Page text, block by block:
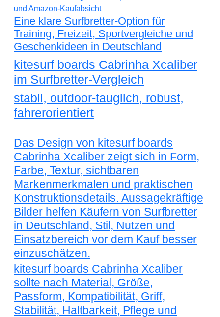
Eine klare Surfbretter-Option für
Training, Freizeit, Sportvergleiche und
Geschenkideen in Deutschland
kitesurf boards Cabrinha Xcaliber
im Surfbretter-Vergleich
stabil, outdoor-tauglich, robust,
fahrerorientiert
Das Design von kitesurf boards
Cabrinha Xcaliber zeigt sich in Form,
Farbe, Textur, sichtbaren
Markenmerkmalen und praktischen
Konstruktionsdetails. Aussagekräftige
Bilder helfen Käufern von Surfbretter
in Deutschland, Stil, Nutzen und
Einsatzbereich vor dem Kauf besser
einzuschätzen.
kitesurf boards Cabrinha Xcaliber
sollte nach Material, Größe,
Passform, Kompatibilität, Griff,
Stabilität, Haltbarkeit, Pflege und